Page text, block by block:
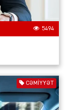
5494
CƏMIYYƏT